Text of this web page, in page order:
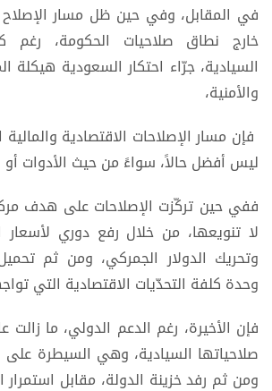
في المقابل، وفي حين ظل مسار
خارج نطاق صلاحيات الحكومة،
السيادية، جرّاء احتكار السعودية
والأمنية،
فإن مسار الإصلاحات الاقتصادية
ليس أفضل حالاً، سواءً من حيث الأدوات أو
ففي حين تركّزت الإصلاحات على هدف
لا تنويعها، من خلال رفع دوري لأسعار
وتحريك الدولار الجمركي، ومن ثم
وحدة كلفة التحدّيات الاقتصادية التي
فإن الأخيرة، رغم الدعم الدولي، ما
صلاحياتها السيادية، وهي السيطرة على
ومن ثم رفد خزينة الدولة، مقابل استمرار